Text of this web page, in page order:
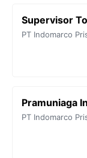
Supervisor
PT Indomarco
Pramuniaga
PT Indomarco